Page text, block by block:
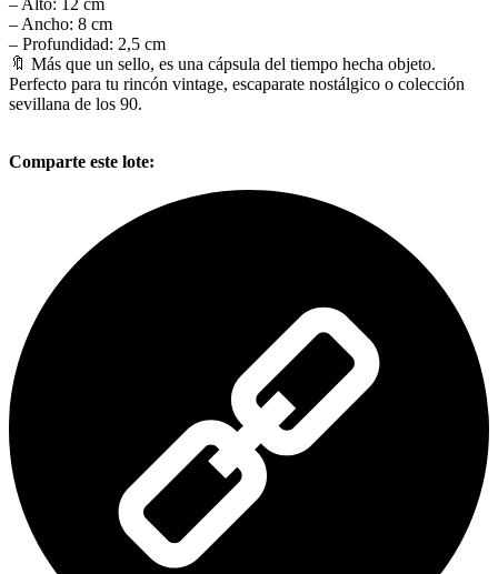
– Ancho: 8 cm
– Profundidad: 2,5 cm
🔖 Más que un sello, es una cápsula del tiempo hecha objeto.
Perfecto para tu rincón vintage, escaparate nostálgico o colección
sevillana de los 90.
Comparte este lote: